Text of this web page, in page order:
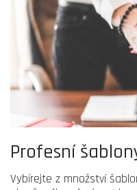
Profesní
Vybírejte z množství